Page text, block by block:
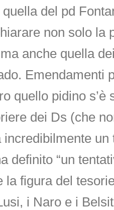
del pd
non solo la
anche quella
Emendamenti
quello pidino s’è
dei Ds (che
incredibilmente
definito “un
la figura del
i Naro e i